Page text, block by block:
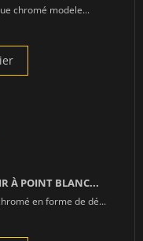
chromé modele...
À POINT BLANC...
en forme de dé...